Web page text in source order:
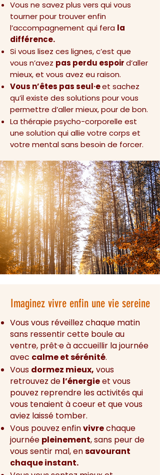
Vous ne savez plus vers qui vous
tourner pour trouver enfin
l’accompagnement qui fera la
différence.
Si vous lisez ces lignes, c’est que
vous n’avez pas perdu espoird’aller
mieux, et vous avez eu raison.
Vous n’êtes pas seul·eet sachez
qu’il existe des solutions pour vous
permettre d’aller mieux, pour de bon.
La thérapie psycho-corporelle est
une solution qui allie votre corps et
votre mental sans besoin de forcer.
Imaginez vivre enfin une vie sereine
Vous vous réveillez chaque matin
sans ressentir cette boule au
ventre, prêt·e à accueillir la journée
avec calme et sérénité.
Vous dormez mieux, vous
retrouvez de l’énergieet vous
pouvez reprendre les activités qui
vous tenaient à coeur et que vous
aviez laissé tomber.
Vous pouvez enfinvivrechaque
journée pleinement, sans peur de
vous sentir mal, ensavourant
chaque instant.